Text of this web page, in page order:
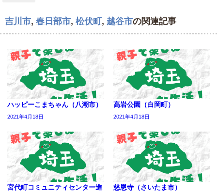
吉川市, 春日部市, 松伏町 , 越谷市の関連記事
ハッピーこまちゃん（八潮市）
2021年4月18日
高岩公園（白岡町）
2021年4月18日
宮代町コミュニティセンター進
慈恩寺（さいたま市）